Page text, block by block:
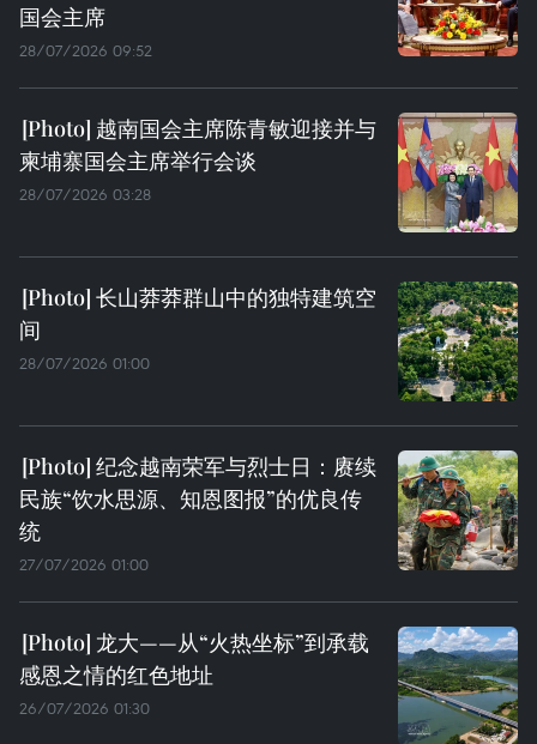
国会主席
28/07/2026 09:52
越南国会主席陈青敏迎接并与
柬埔寨国会主席举行会谈
28/07/2026 03:28
长山莽莽群山中的独特建筑空
间
28/07/2026 01:00
纪念越南荣军与烈士日：赓续
民族“饮水思源、知恩图报”的优良传
统
27/07/2026 01:00
龙大——从“火热坐标”到承载
感恩之情的红色地址
26/07/2026 01:30